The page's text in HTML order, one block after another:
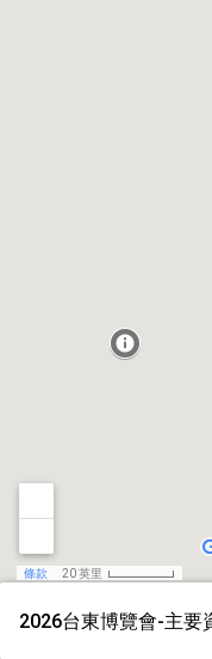
2026台東博覽會-主要
條款 20 英里